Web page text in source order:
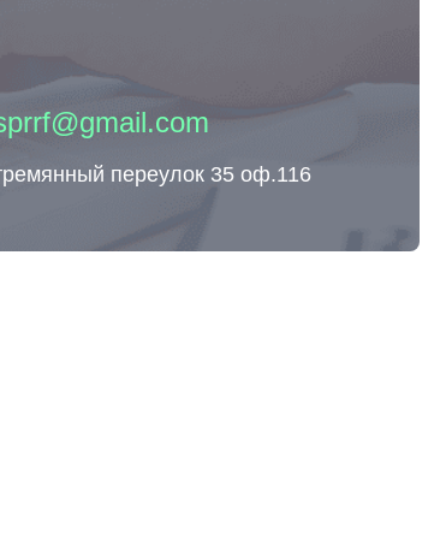
переулок 35 оф.116